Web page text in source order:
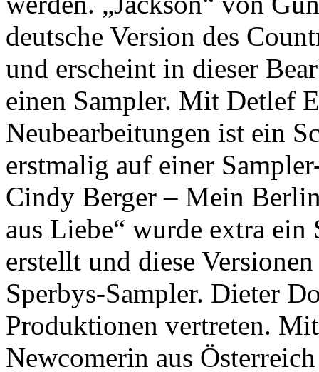
deutsche Version des
und erscheint in dieser
einen Sampler. Mit Detlef
Neubearbeitungen ist ein
erstmalig auf einer
Cindy Berger – Mein
aus Liebe“ wurde extra
erstellt und diese
Sperbys-Sampler. Dieter
Produktionen vertreten.
Newcomerin aus